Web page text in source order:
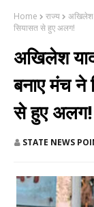
Home राज्य
अखिलेश
सियासत से हुए अलग!
अखिलेश
बनाए मंच ने
से हुए अलग!
STATE NEWS